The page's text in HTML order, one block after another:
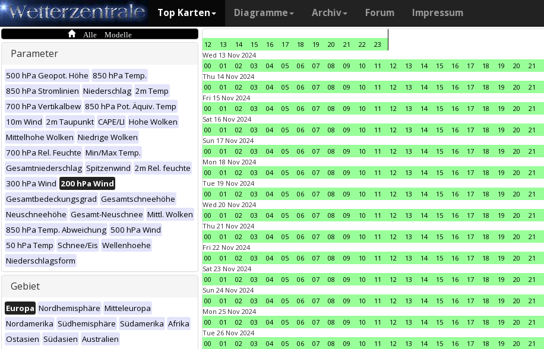
Top Karten Diagramme Archiv Forum Impressum
Alle Modelle
Parameter
500 hPa Geopot. Höhe 850 hPa Temp.
850 hPa Stromlinien Niederschlag 2m Temp
700 hPa Vertikalbew 850 hPa Pot. Äquiv. Temp
10m Wind 2m Taupunkt CAPE/LI Hohe Wolken
Mittelhohe Wolken Niedrige Wolken
700 hPa Rel. Feuchte Min/Max Temp.
Gesamtniederschlag Spitzenwind 2m Rel. feuchte
300 hPa Wind 200 hPa Wind
Gesamtbedeckungsgrad Gesamtschneehöhe
Neuschneehöhe Gesamt-Neuschnee Mittl. Wolken
850 hPa Temp. Abweichung 500 hPa Wind
50 hPa Temp Schnee/Eis Wellenhoehe
Niederschlagsform
Gebiet
Europa Nordhemisphäre Mitteleuropa
Nordamerika Südhemisphäre Südamerika Afrika
Ostasien Südasien Australien
12 13 14 15 16 17 18 19 20 21 22
23
Wed 13 Nov 2024
00
01 02 03 04 05 06 07 08 09 10 11 12 13 14 15 16 17 18 19 20 21
Thu 14 Nov 2024
00
01 02 03 04 05 06 07 08 09 10 11 12 13 14 15 16 17 18 19 20 21
Fri 15 Nov 2024
00
01 02 03 04 05 06 07 08 09 10 11 12 13 14 15 16 17 18 19 20 21
Sat 16 Nov 2024
00
01 02 03 04 05 06 07 08 09 10 11 12 13 14 15 16 17 18 19 20 21
Sun 17 Nov 2024
00
01 02 03 04 05 06 07 08 09 10 11 12 13 14 15 16 17 18 19 20 21
Mon 18 Nov 2024
00
01 02 03 04 05 06 07 08 09 10 11 12 13 14 15 16 17 18 19 20 21
Tue 19 Nov 2024
00
01 02 03 04 05 06 07 08 09 10 11 12 13 14 15 16 17 18 19 20 21
Wed 20 Nov 2024
00
01 02 03 04 05 06 07 08 09 10 11 12 13 14 15 16 17 18 19 20 21
Thu 21 Nov 2024
00
01 02 03 04 05 06 07 08 09 10 11 12 13 14 15 16 17 18 19 20 21
Fri 22 Nov 2024
00
01 02 03 04 05 06 07 08 09 10 11 12 13 14 15 16 17 18 19 20 21
Sat 23 Nov 2024
00
01 02 03 04 05 06 07 08 09 10 11 12 13 14 15 16 17 18 19 20 21
Sun 24 Nov 2024
00
01 02 03 04 05 06 07 08 09 10 11 12 13 14 15 16 17 18 19 20 21
Mon 25 Nov 2024
00
01 02 03 04 05 06 07 08 09 10 11 12 13 14 15 16 17 18 19 20 21
Tue 26 Nov 2024
00
01 02 03 04 05 06 07 08 09 10 11 12 13 14 15 16 17 18 19 20 21